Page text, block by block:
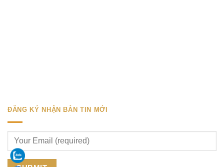
ĐĂNG KÝ NHẬN BẢN TIN MỚI